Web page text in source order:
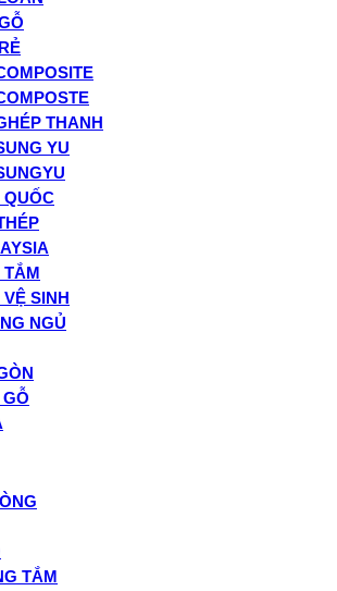
THANH
YU
QUỐC
TẮM
SINH
NGỦ
TẮM